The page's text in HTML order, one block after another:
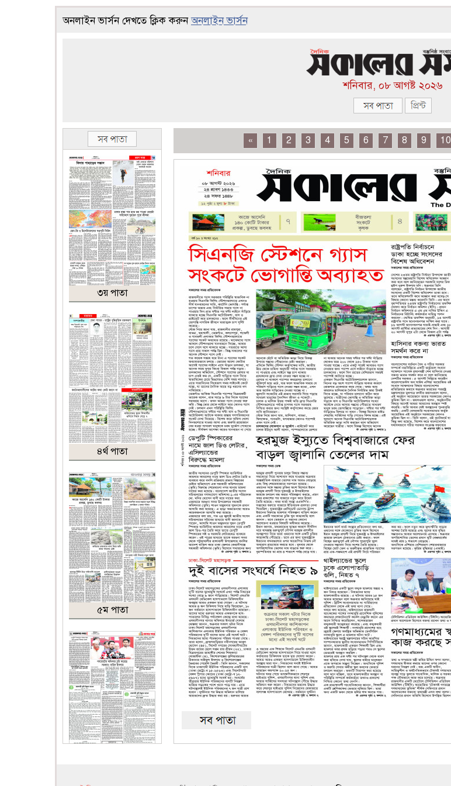
অনলাইন ভার্সন দেখতে ক্লিক করুনঅনলাইন ভার্সন
শনিবার, ০৮ আগষ্ট ২০২৬
৩য় পাতা
৪র্থ পাতা
৫ম পাতা
« 1 2 3 4 5 6 7 8 9 10